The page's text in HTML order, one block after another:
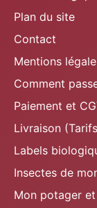
Plan du site
Contact
Mentions
Comment
Paiement et
Livraison
Labels
Insectes de
Mon potager